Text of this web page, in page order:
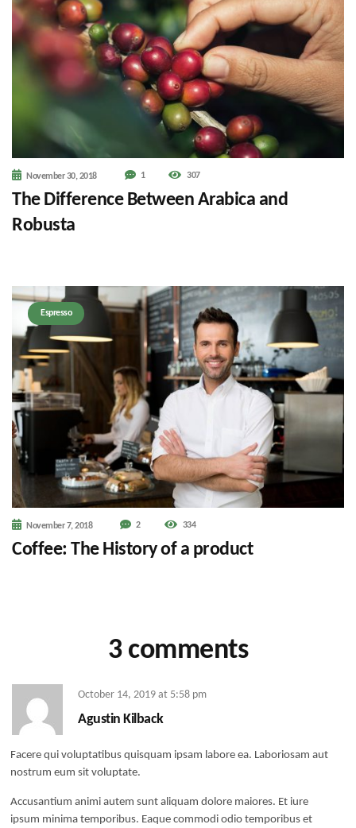
November 30, 2018 1 307
The Difference Between Arabica and
Robusta
Espresso
November 7, 2018 2 334
Coffee: The History of a product
3 comments
October 14, 2019 at 5:58 pm
Agustin Kilback
Facere qui voluptatibus quisquam ipsam labore ea. Laboriosam aut
nostrum eum sit voluptate.
Accusantium animi autem sunt aliquam dolore maiores. Et iure
ipsum minima temporibus. Eaque commodi odio temporibus et